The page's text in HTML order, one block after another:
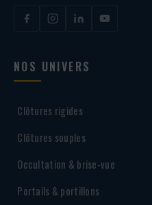
NOS UNIVERS
Clôtures rigides
Clôtures souples
Occultation & brise-vue
Portails & portillons